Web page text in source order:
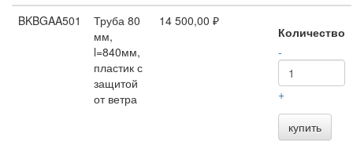
BKBGAA501
Труба 80
мм,
l=840мм,
пластик с
защитой
от ветра
14 500,00 ₽
Количество
-
+
купить